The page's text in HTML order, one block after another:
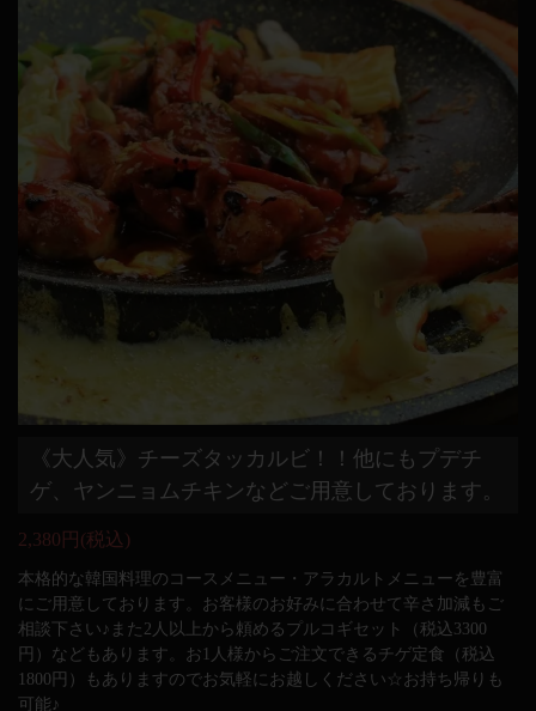
《大人気》チーズタッカルビ！！他にもプデチ
ゲ、ヤンニョムチキンなどご用意しております。
2,380円 (税込)
本格的な韓国料理のコースメニュー・アラカルトメニューを豊富
にご用意しております。お客様のお好みに合わせて辛さ加減もご
相談下さい♪また2人以上から頼めるプルコギセット（税込3300
円）などもあります。お1人様からご注文できるチゲ定食（税込
1800円）もありますのでお気軽にお越しください☆お持ち帰りも
可能♪